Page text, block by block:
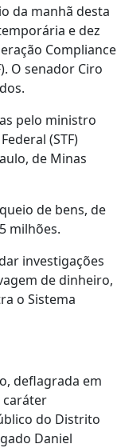
da manhã desta
e dez
Compliance
O senador Ciro
pelo ministro
(STF)
de Minas
de bens, de
milhões.
investigações
de dinheiro,
o Sistema
deflagrada em
caráter
do Distrito
Daniel